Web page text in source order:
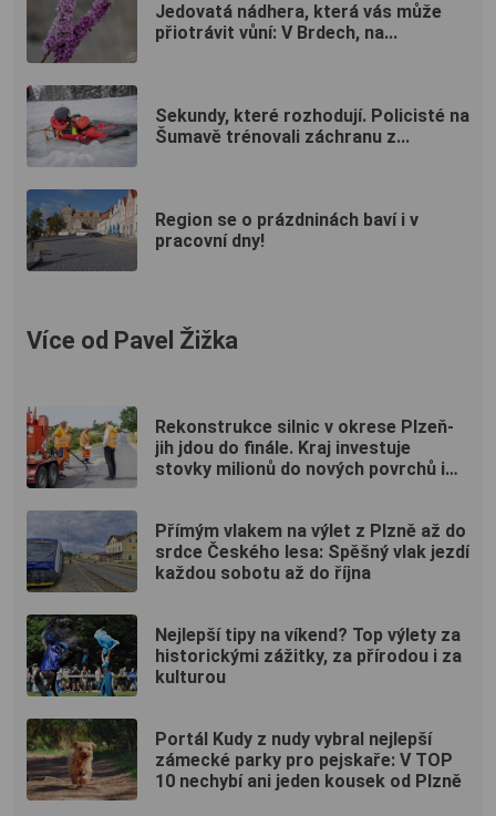
Jedovatá nádhera, která vás může
přiotrávit vůní: V Brdech, na...
Sekundy, které rozhodují. Policisté na
Šumavě trénovali záchranu z...
Region se o prázdninách baví i v
pracovní dny!
Více od Pavel Žižka
Rekonstrukce silnic v okrese Plzeň-
jih jdou do finále. Kraj investuje
stovky milionů do nových povrchů i
Přímým vlakem na výlet z Plzně až do
srdce Českého lesa: Spěšný vlak jezdí
každou sobotu až do října
Nejlepší tipy na víkend? Top výlety za
historickými zážitky, za přírodou i za
kulturou
Portál Kudy z nudy vybral nejlepší
zámecké parky pro pejskaře: V TOP
10 nechybí ani jeden kousek od Plzně